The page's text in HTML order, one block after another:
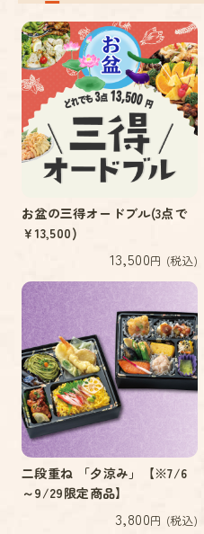
お盆の三得オードブル(3点で
￥13,500)
13,500円 (税込)
二段重ね 「夕涼み」【※7/6
～9/29限定商品】
3,800円 (税込)